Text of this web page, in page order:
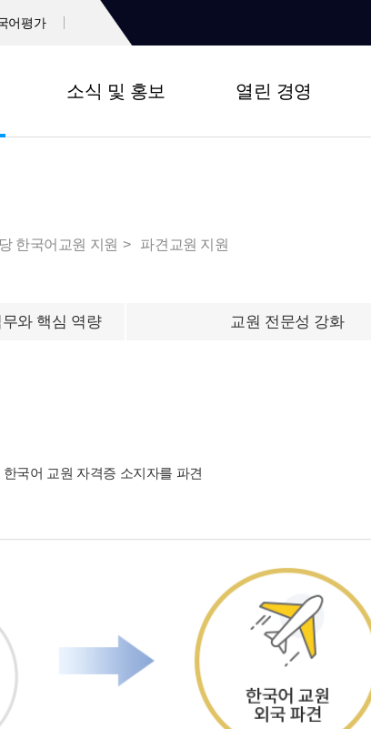
어평가
소식 및 홍보 열린 경영
한국어교원 지원 파견교원 지원
와 핵심 역량 교원 전문성 강화
국어 교원 자격증 소지자를 파견